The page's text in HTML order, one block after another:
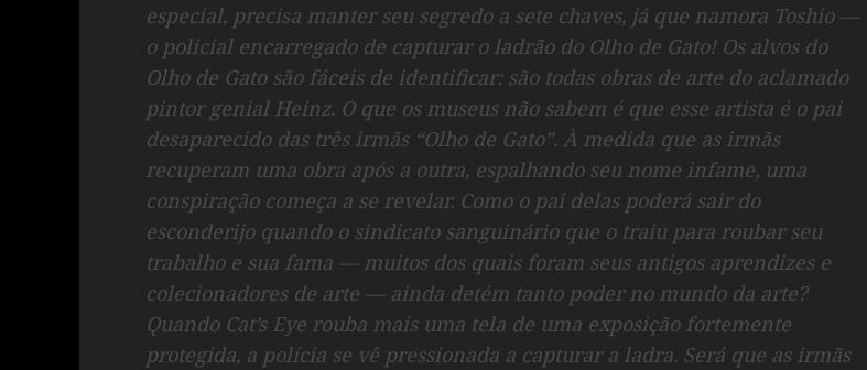
especial, precisa manter seu segredo a sete chaves, já que namora Toshio —
o policial encarregado de capturar o ladrão do Olho de Gato! Os alvos do
Olho de Gato são fáceis de identificar: são todas obras de arte do aclamado
pintor genial Heinz. O que os museus não sabem é que esse artista é o pai
desaparecido das três irmãs “Olho de Gato”. À medida que as irmãs
recuperam uma obra após a outra, espalhando seu nome infame, uma
conspiração começa a se revelar. Como o pai delas poderá sair do
esconderijo quando o sindicato sanguinário que o traiu para roubar seu
trabalho e sua fama — muitos dos quais foram seus antigos aprendizes e
colecionadores de arte — ainda detém tanto poder no mundo da arte?
Quando Cat’s Eye rouba mais uma tela de uma exposição fortemente
protegida, a polícia se vê pressionada a capturar a ladra. Será que as irmãs